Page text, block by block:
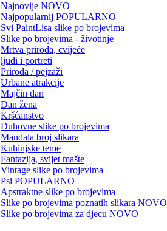
Najnovije NOVO
Najpopularnij POPULARNO
Svi PaintLisa slike po brojevima
Slike po brojevima - životinje
Mrtva priroda, cvijeće
ljudi i portreti
Priroda / pejzaži
Urbane atrakcije
Majčin dan
Dan žena
Kršćanstvo
Duhovne slike po brojevima
Mandala broj slikara
Kuhinjske teme
Fantazija, svijet mašte
Vintage slike po brojevima
Psi POPULARNO
Apstraktne slike po brojevima
Slike po brojevima poznatih slikara NOVO
Slike po brojevima za djecu NOVO